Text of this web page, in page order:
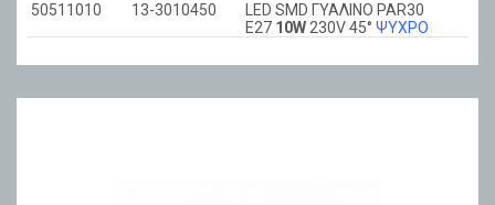
50511010 13-3010450
LED SMD ΓΥΑΛΙΝΟ PAR30
E27 10W230V 45° ΨΥΧΡΟ